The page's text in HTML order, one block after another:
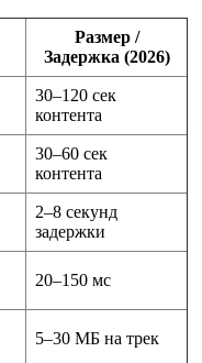
Размер /
Задержка (2026)
30–120 сек
контента
30–60 сек
контента
2–8 секунд
задержки
20–150 мс
5–30 МБ на трек